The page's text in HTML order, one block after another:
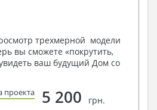
плату.
консультацию у
Вы можете любым
закажите обратный звонок,
-
трехмерной модели
вы сможете «покрутить,
ваш будущий Дом со
проекта 5 200 грн.